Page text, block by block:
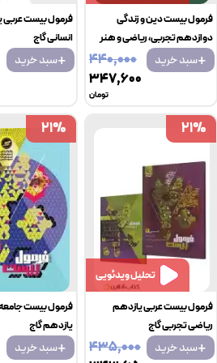
فرمول بیست دین و زندگی
دوازدهم تجربی، ریاضی و هنر
گاج
+سبد خرید
۴۴۰٬۰۰۰
۳۴۷٬۶۰۰
تومان
فرمول بیست عربی
انسانی گاج
+سبد خرید
تحلیل ویدئویی
فرمول بیست عربی یازدهم
ریاضی تجربی گاج
+سبد خرید
۴۳۵٬۰۰۰
21%
21%
فرمول بیست
یازدهم گاج
+سبد خرید
21%
21%